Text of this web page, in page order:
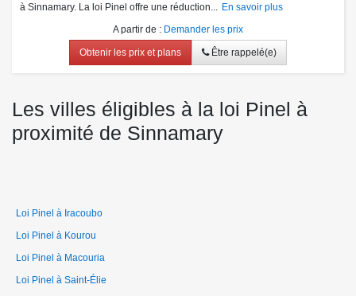
à Sinnamary. La loi Pinel offre une réduction...
En savoir plus
A partir de : Demander les prix
Obtenir les prix et plans Être rappelé(e)
Les villes éligibles à la loi Pinel à
proximité de Sinnamary
Loi Pinel à Iracoubo
Loi Pinel à Kourou
Loi Pinel à Macouria
Loi Pinel à Saint-Élie